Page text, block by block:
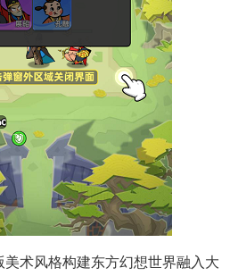
美术风格构建东方幻想世界融入大